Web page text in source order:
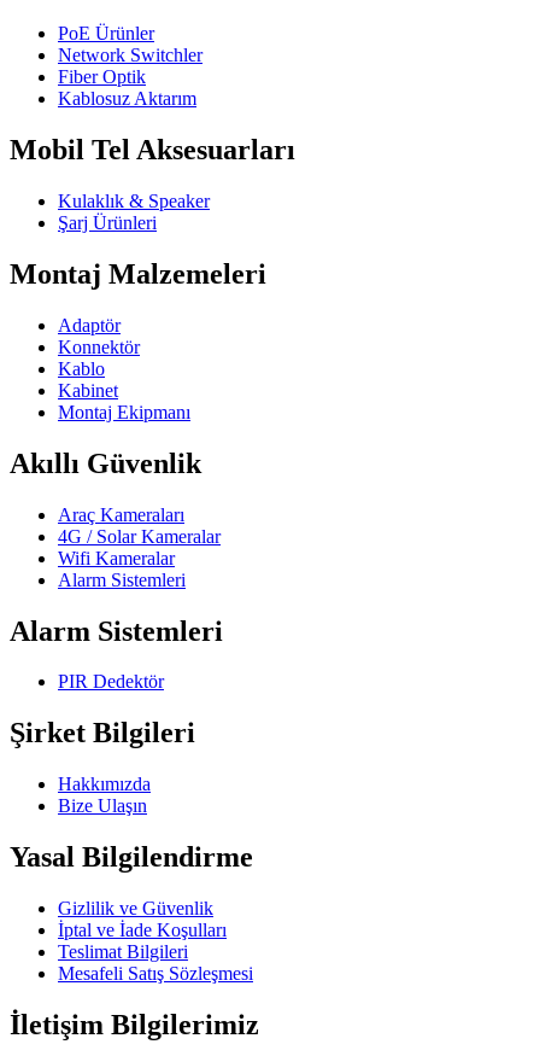
PoE Ürünler
Network Switchler
Fiber Optik
Kablosuz Aktarım
Mobil Tel Aksesuarları
Kulaklık & Speaker
Şarj Ürünleri
Montaj Malzemeleri
Adaptör
Konnektör
Kablo
Kabinet
Montaj Ekipmanı
Akıllı Güvenlik
Araç Kameraları
4G / Solar Kameralar
Wifi Kameralar
Alarm Sistemleri
Alarm Sistemleri
PIR Dedektör
Şirket Bilgileri
Hakkımızda
Bize Ulaşın
Yasal Bilgilendirme
Gizlilik ve Güvenlik
İptal ve İade Koşulları
Teslimat Bilgileri
Mesafeli Satış Sözleşmesi
İletişim Bilgilerimiz